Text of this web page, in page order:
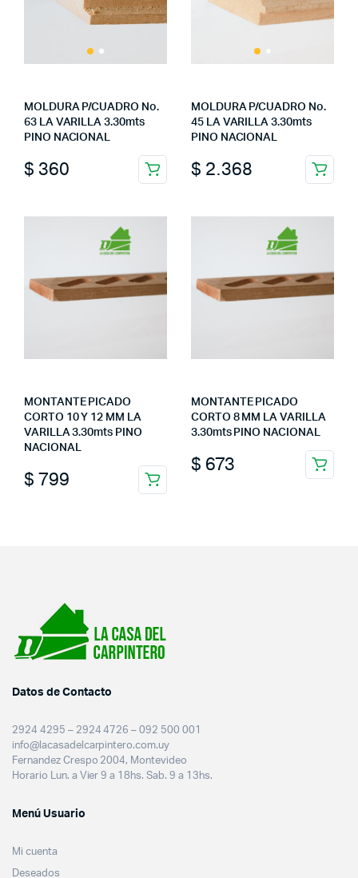
MOLDURA P/CUADRO No.
63 LA VARILLA 3.30mts
PINO NACIONAL
$ 360
MOLDURA P/CUADRO No.
45 LA VARILLA 3.30mts
PINO NACIONAL
$ 2.368
MONTANTE PICADO
CORTO 10 Y 12 MM LA
VARILLA 3.30mts PINO
NACIONAL
$ 799
MONTANTE PICADO
CORTO 8 MM LA VARILLA
3.30mts PINO NACIONAL
$ 673
Datos de Contacto
2924 4295 – 2924 4726 – 092 500 001
info@lacasadelcarpintero.com.uy
Fernandez Crespo 2004, Montevideo
Horario Lun. a Vier 9 a 18hs. Sab. 9 a 13hs.
Menú Usuario
Mi cuenta
Deseados